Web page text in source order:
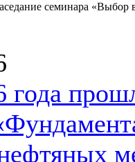
семинара
года